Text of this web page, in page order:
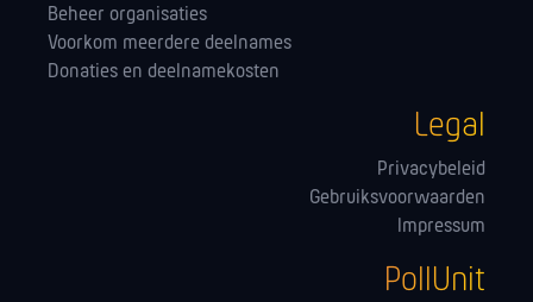
Beheer organisaties
Voorkom meerdere deelnames
Donaties en deelnamekosten
Legal
Privacybeleid
Gebruiksvoorwaarden
Impressum
PollUnit